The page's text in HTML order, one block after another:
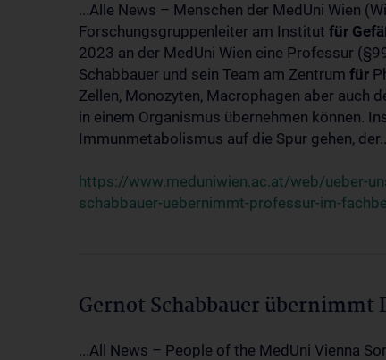
...Alle News – Menschen der MedUni Wien
Forschungsgruppenleiter am Institut für
2023 an der MedUni Wien eine Professur
Schabbauer und sein Team am Zentrum für
Zellen, Monozyten, Macrophagen aber auch
in einem Organismus übernehmen können.
Immunmetabolismus auf die Spur gehen,
https://www.meduniwien.ac.at/web/ueber-
schabbauer-uebernimmt-professur-im-
Gernot Schabbauer
...All News – People of the MedUni Vienna